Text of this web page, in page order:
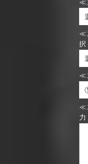
≪
≪
択
≪
≪
力